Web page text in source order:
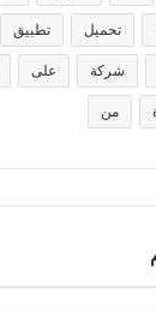
تحميل تطبيق
شركة على
من